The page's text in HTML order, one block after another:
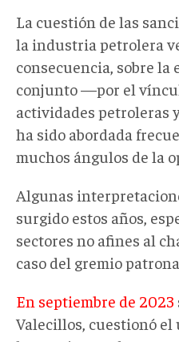
La cuestión de las
la industria petrolera
consecuencia, sobre la
conjunto —por el
actividades petroleras
ha sido abordada
muchos ángulos de la
Algunas
surgido estos años,
sectores no afines al
caso del gremio
En septiembre de 2023
Valecillos, cuestionó el